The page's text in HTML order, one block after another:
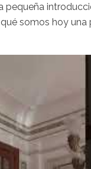
somos hoy